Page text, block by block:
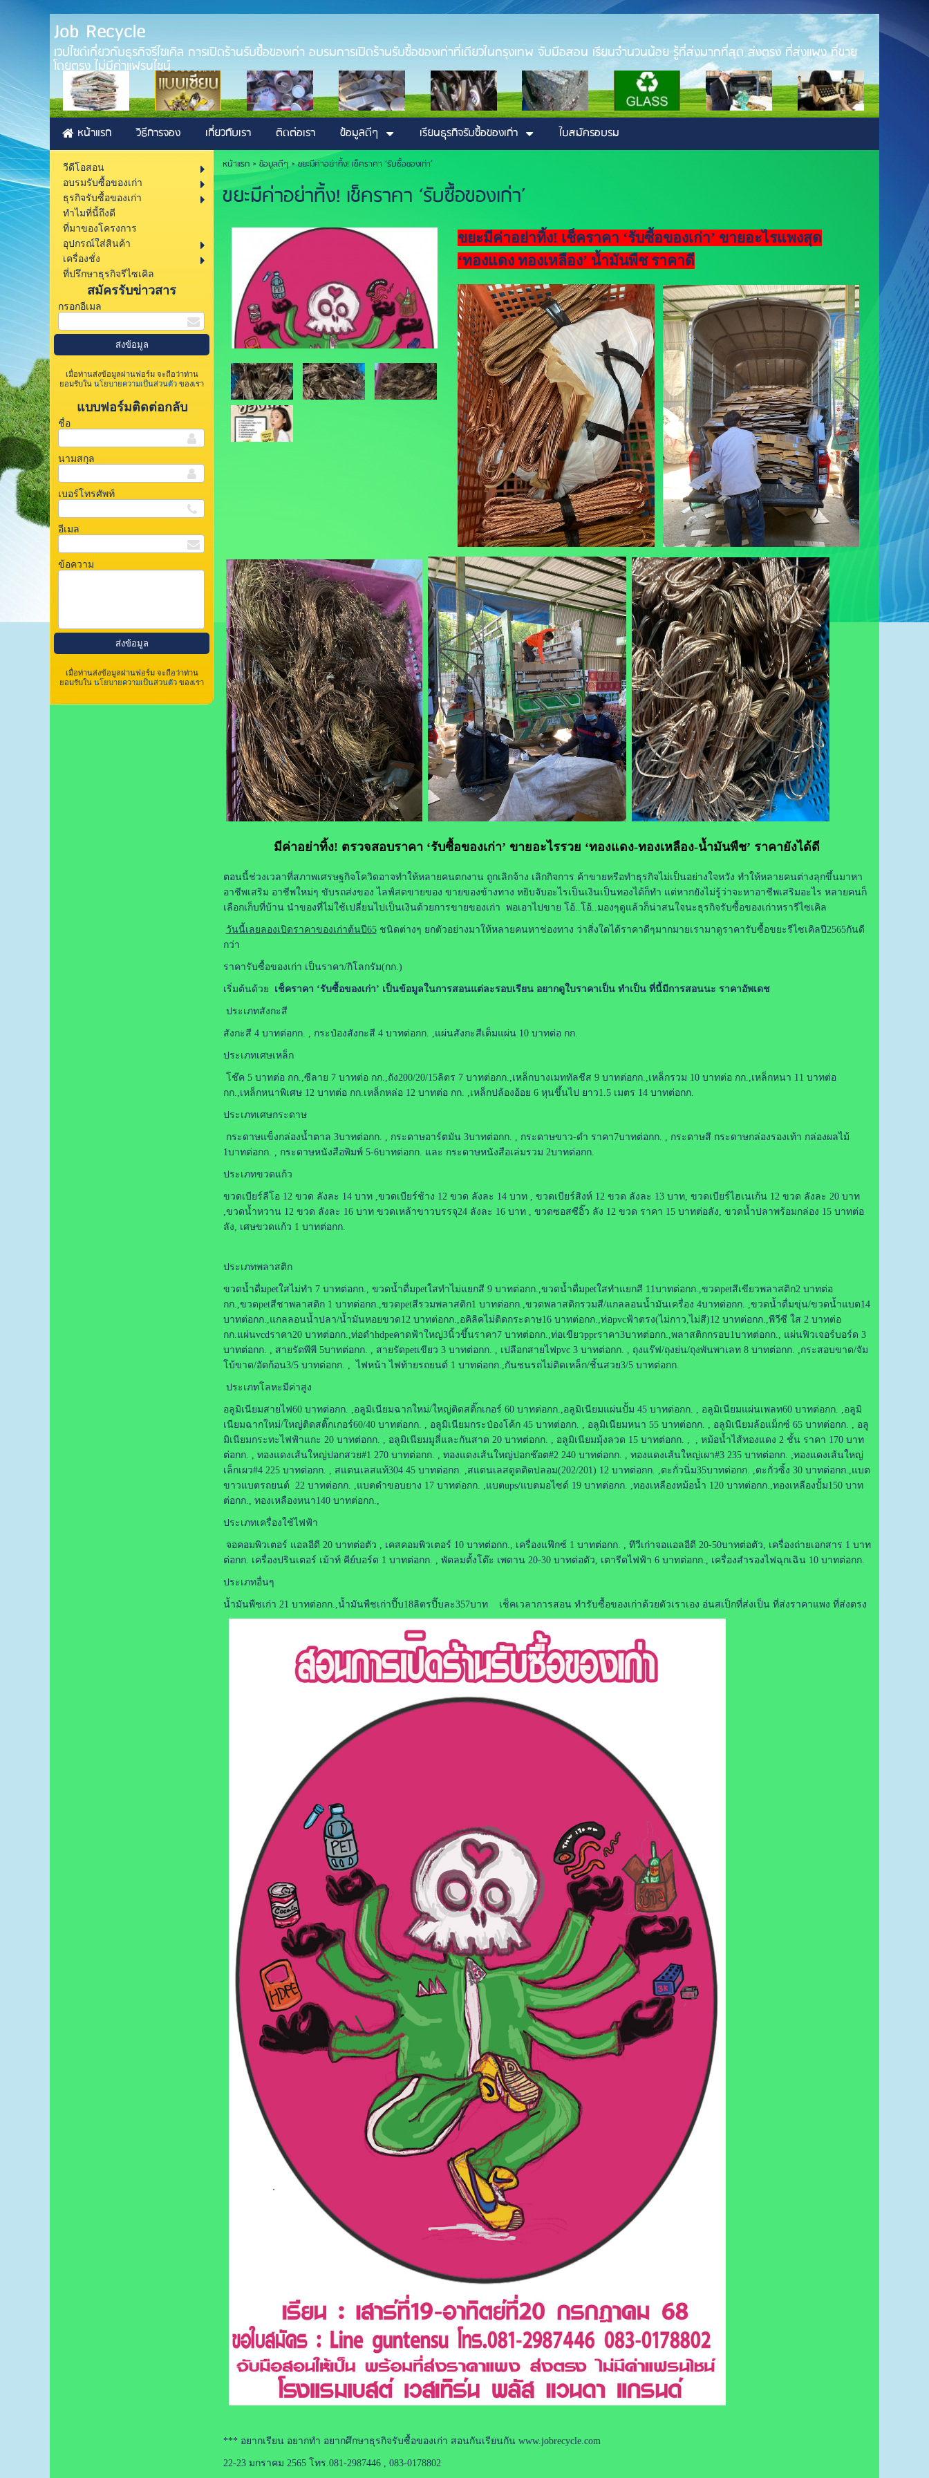
Job Recycle
เวปไซด์เกี่ยวกับธุรกิจรีไซเคิล การเปิดร้านรับซื้อของเก่า อบรมการเปิดร้านรับซื้อของเก่าที่เดียวในกรุงเทพ จับมือสอน เรียนจำนวนน้อย รู้ที่ส่งมากที่สุด ส่งตรง ที่ส่งแพง ที่ขาย
โดยตรง ไม่มีค่าแฟรนไชน์
หน้าแรก วิธีการจอง เกี่ยวกับเรา ติดต่อเรา ข้อมูลดีๆ เรียนธุรกิจรับซื้อของเก่า ใบสมัครอบรม
วีดีโอสอน
อบรมรับซื้อของเก่า
ธุรกิจรับซื้อของเก่า
ทำไมที่นี้ถึงดี
ที่มาของโครงการ
อุปกรณ์ใส่สินค้า
เครื่องชั่ง
ที่ปรึกษาธุรกิจรีไซเคิล
สมัครรับข่าวสาร
กรอกอีเมล
เมื่อท่านส่งข้อมูลผ่านฟอร์ม จะถือว่าท่าน
ยอมรับใน นโยบายความเป็นส่วนตัวของเรา
แบบฟอร์มติดต่อกลับ
ชื่อ
นามสกุล
เบอร์โทรศัพท์
อีเมล
ข้อความ
เมื่อท่านส่งข้อมูลผ่านฟอร์ม จะถือว่าท่าน
ยอมรับใน นโยบายความเป็นส่วนตัวของเรา
หน้าแรก> ข้อมูลดีๆ>ขยะมีค่าอย่าทิ้ง! เช็คราคา ‘รับซื้อของเก่า’
ขยะมีค่าอย่าทิ้ง! เช็คราคา ‘รับซื้อของเก่า’
ขยะมีค่าอย่าทิ้ง! เช็คราคา ‘รับซื้อของเก่า’ ขายอะไรแพงสุด
‘ทองแดง ทองเหลือง’ น้ำมันพืช ราคาดี
มีค่าอย่าทิ้ง! ตรวจสอบราคา ‘รับซื้อของเก่า’ ขายอะไรรวย ‘ทองแดง-ทองเหลือง-น้ำมันพืช’ ราคายังได้ดี
ตอนนี้ช่วงเวลาที่สภาพเศรษฐกิจโควิดอาจทำให้หลายคนตกงาน ถูกเลิกจ้าง เลิกกิจการ ค้าขายหรือทำธุรกิจไม่เป็นอย่างใจหวัง ทำให้หลายคนต่างลุกขึ้นมาหา
อาชีพเสริม อาชีพใหม่ๆ ขับรถส่งของ ไลฟ์สดขายของ ขายของข้างทาง หยิบจับอะไรเป็นเงินเป็นทองได้ก็ทำ แต่หากยังไม่รู้ว่าจะหาอาชีพเสริมอะไร หลายคนก็
เลือกเก็บที่บ้าน นำของที่ไม่ใช้เปลี่ยนไปเป็นเงินด้วยการขายของเก่า พอเอาไปขาย โอ้..โอ้..มองๆดูแล้วก็น่าสนใจนะธุรกิจรับซื้อของเก่าหรารีไซเคิล
วันนี้เลยลองเปิดราคาของเก่าต้นปี65ชนิดต่างๆ ยกตัวอย่างมาให้หลายคนหาช่องทาง ว่าสิ่งใดได้ราคาดีๆมากมายเรามาดูราคารับซื้อขยะรีไซเคิลปี2565กันดี
กว่า
ราคารับซื้อของเก่า เป็นราคา/กิโลกรัม(กก.)
เริ่มต้นด้วย เช็คราคา ‘รับซื้อของเก่า’ เป็นข้อมูลในการสอนแต่ละรอบเรียน อยากดูใบราคาเป็น ทำเป็น ที่นี้มีการสอนนะ ราคาอัพเดช
ประเภทสังกะสี
สังกะสี 4 บาทต่อกก. , กระป๋องสังกะสี 4 บาทต่อกก. ,แผ่นสังกะสีเต็มแผ่น 10 บาทต่อ กก.
ประเภทเศษเหล็ก
โช๊ค 5 บาทต่อ กก.,ซีลาย 7 บาทต่อ กก.,ถัง200/20/15ลิตร 7 บาทต่อกก.,เหล็กบางเมททัลชีส 9 บาทต่อกก.,เหล็กรวม 10 บาทต่อ กก.,เหล็กหนา 11 บาทต่อ
กก.,เหล็กหนาพิเศษ 12 บาทต่อ กก.เหล็กหล่อ 12 บาทต่อ กก. ,เหล็กปล้องอ้อย 6 หุนขึ้นไป ยาว1.5 เมตร 14 บาทต่อกก.
ประเภทเศษกระดาษ
กระดาษแข็งกล่องน้ำตาล 3บาทต่อกก. , กระดาษอาร์ตมัน 3บาทต่อกก. , กระดาษขาว-ดำ ราคา7บาทต่อกก. , กระดาษสี กระดาษกล่องรองเท้า กล่องผลไม้
1บาทต่อกก. , กระดาษหนังสือพิมพ์ 5-6บาทต่อกก. และ กระดาษหนังสือเล่มรวม 2บาทต่อกก.
ประเภทขวดแก้ว
ขวดเบียร์ลีโอ 12 ขวด ลังละ 14 บาท ,ขวดเบียร์ช้าง 12 ขวด ลังละ 14 บาท , ขวดเบียร์สิงห์ 12 ขวด ลังละ 13 บาท, ขวดเบียร์ไฮเนเก้น 12 ขวด ลังละ 20 บาท
,ขวดน้ำหวาน 12 ขวด ลังละ 16 บาท ขวดเหล้าขาวบรรจุ24 ลังละ 16 บาท , ขวดซอสซีอิ๊ว ลัง 12 ขวด ราคา 15 บาทต่อลัง, ขวดน้ำปลาพร้อมกล่อง 15 บาทต่อ
ลัง, เศษขวดแก้ว 1 บาทต่อกก.
ประเภทพลาสติก
ขวดน้ำดื่มpetใสไม่ทำ 7 บาทต่อกก., ขวดน้ำดื่มpetใสทำไม่แยกสี 9 บาทต่อกก.,ขวดน้ำดื่มpetใสทำแยกสี 11บาทต่อกก.,ขวดpetสีเขียวพลาสติก2 บาทต่อ
กก.,ขวดpetสีชาพลาสติก 1 บาทต่อกก.,ขวดpetสีรวมพลาสติก1 บาทต่อกก.,ขวดพลาสติกรวมสี/แกลลอนน้ำมันเครื่อง 4บาทต่อกก. ,ขวดน้ำดื่มขุ่น/ขวดน้ำแบต14
บาทต่อกก.,แกลลอนน้ำปลา/น้ำมันหอยขวด12 บาทต่อกก.,อคิลิคไม่ติดกระดาษ16 บาทต่อกก.,ท่อpvcฟ้าตรง(ไม่กาว,ไม่สี)12 บาทต่อกก.,พีวีซี ใส 2 บาทต่อ
กก.แผ่นvcdราคา20 บาทต่อกก.,ท่อดำhdpeคาดฟ้าใหญ่3นิ้วขึ้นราคา7 บาทต่อกก.,ท่อเขียวpprราคา3บาทต่อกก.,พลาสติกกรอบ1บาทต่อกก., แผ่นฟิวเจอร์บอร์ด 3
บาทต่อกก. , สายรัดพีพี 5บาทต่อกก. , สายรัดpetเขียว 3 บาทต่อกก. , เปลือกสายไฟpvc 3 บาทต่อกก. , ถุงแร๊ฟ/ถุงย่น/ถุงพันพาเลท 8 บาทต่อกก. ,กระสอบขาด/จัม
โบ้ขาด/อัดก้อน3/5 บาทต่อกก. , ไฟหน้า ไฟท้ายรถยนต์ 1 บาทต่อกก.,กันชนรถไม่ติดเหล็ก/ชิ้นสวย3/5 บาทต่อกก.
ประเภทโลหะมีค่าสูง
อลูมิเนียมสายไฟ60 บาทต่อกก. ,อลูมิเนียมฉากใหม่/ใหญ่ติดสติ๊กเกอร์ 60 บาทต่อกก.,อลูมิเนียมแผ่นปั้ม 45 บาทต่อกก. , อลูมิเนียมแผ่นเพลท60 บาทต่อกก. ,อลูมิ
เนียมฉากใหม่/ใหญ่ติดสติ๊กเกอร์60/40 บาทต่อกก. , อลูมิเนียมกระป๋องโค้ก 45 บาทต่อกก. , อลูมิเนียมหนา 55 บาทต่อกก. , อลูมิเนียมล้อแม็กซ์ 65 บาทต่อกก. , อลู
มิเนียมกระทะไฟฟ้าแกะ 20 บาทต่อกก. , อลูมิเนียมมูลี่และกันสาด 20 บาทต่อกก. , อลูมิเนียมมุ้งลวด 15 บาทต่อกก. , , หม้อน้ำไส้ทองแดง 2 ชั้น ราคา 170 บาท
ต่อกก. , ทองแดงเส้นใหญ่ปอกสวย#1 270 บาทต่อกก. , ทองแดงเส้นใหญ่ปอกช๊อต#2 240 บาทต่อกก. , ทองแดงเส้นใหญ่เผา#3 235 บาทต่อกก. ,ทองแดงเส้นใหญ่
เล็กเผว#4 225 บาทต่อกก. , สแตนเลสแท้304 45 บาทต่อกก. ,สแตนเลสดูดติดปลอม(202/201) 12 บาทต่อกก. ,ตะกั่วนิ่ม35บาทต่อกก. ,ตะกั่วซิ้ง 30 บาทต่อกก.,แบต
ขาวแบตรถยนต์ 22 บาทต่อกก. ,แบตดำขอบยาง 17 บาทต่อกก. ,แบตups/แบตมอไซด์ 19 บาทต่อกก. ,ทองเหลืองหม้อน้ำ 120 บาทต่อกก.,ทองเหลืองปั้ม150 บาท
ต่อกก., ทองเหลืองหนา140 บาทต่อกก.,
ประเภทเครื่องใช้ไฟฟ้า
จอคอมพิวเตอร์ แอลอีดี 20 บาทต่อตัว , เคสคอมพิวเตอร์ 10 บาทต่อกก., เครื่องแฟ๊กซ์ 1 บาทต่อกก. , ทีวีเก่าจอแอลอีดี 20-50บาทต่อตัว, เครื่องถ่ายเอกสาร 1 บาท
ต่อกก. เครื่องปรินเตอร์ เม้าท์ คีย์บอร์ด 1 บาทต่อกก. , พัดลมตั้งโต๊ะ เพดาน 20-30 บาทต่อตัว, เตารีดไฟฟ้า 6 บาทต่อกก., เครื่องสำรองไฟฉุกเฉิน 10 บาทต่อกก.
ประเภทอื่นๆ
น้ำมันพืชเก่า 21 บาทต่อกก.,น้ำมันพืชเก่าปี๊บ18ลิตรปี๊บละ357บาท เช็คเวลาการสอน ทำรับซื้อของเก่าด้วยตัวเราเอง อ่นสเป็กที่ส่งเป็น ที่ส่งราคาแพง ที่ส่งตรง
*** อยากเรียน อยากทำ อยากศึกษาธุรกิจรับซื้อของเก่า สอนกันเรียนกัน www.jobrecycle.com
22-23 มกราคม 2565 โทร.081-2987446 , 083-0178802